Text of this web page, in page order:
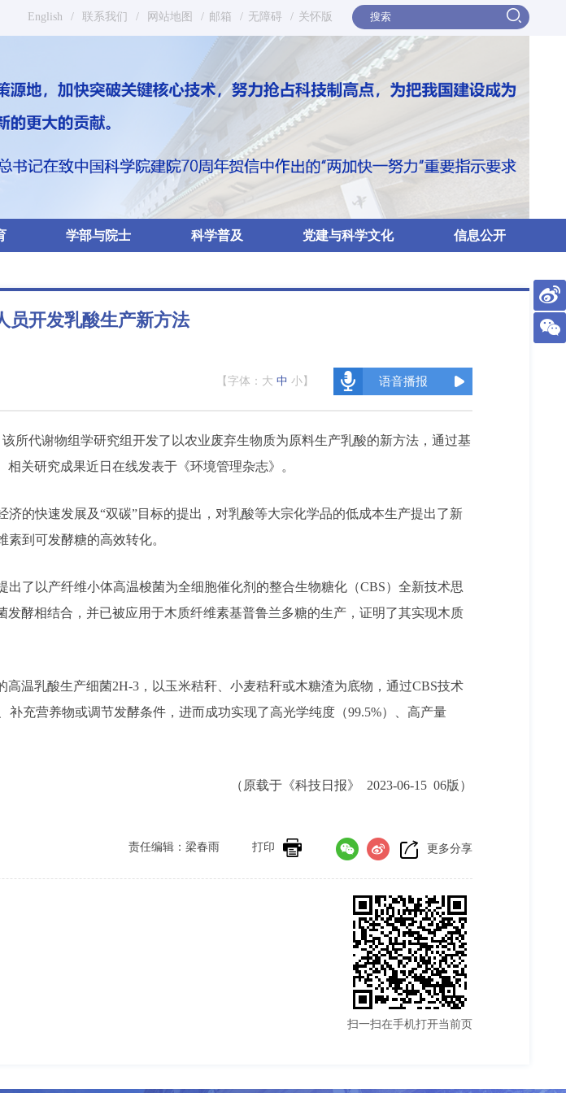
English / 联系我们 / 网站地图 / 邮箱 / 无障碍 / 关怀版
学部与院士 科学普及 党建与科学文化 信息公开
员开发乳酸生产新方法
【字体： 大 中 小 】 语音播报
所代谢物组学研究组开发了以农业废弃生物质为原料生产乳酸的新方法，通过基
关研究成果近日在线发表于《环境管理杂志》。
的快速发展及“双碳”目标的提出，对乳酸等大宗化学品的低成本生产提出了新
到可发酵糖的高效转化。
了以产纤维小体高温梭菌为全细胞催化剂的整合生物糖化（CBS）全新技术思
酵相结合，并已被应用于木质纤维素基普鲁兰多糖的生产，证明了其实现木质
温乳酸生产细菌2H-3，以玉米秸秆、小麦秸秆或木糖渣为底物，通过CBS技术
充营养物或调节发酵条件，进而成功实现了高光学纯度（99.5%）、高产量
（原载于《科技日报》 2023-06-15 06版）
更多分享
打印
责任编辑：梁春雨
扫一扫在手机打开当前页